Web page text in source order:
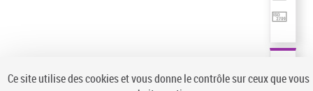
Auteur d’œuvre
Ce site utilise des cookies et vous donne le contrôle sur ceux que vous